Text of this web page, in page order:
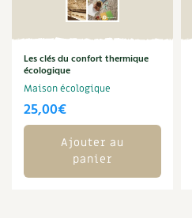
Les clés du confort thermique
écologique
Maison écologique
25,00€
Ajouter au
panier